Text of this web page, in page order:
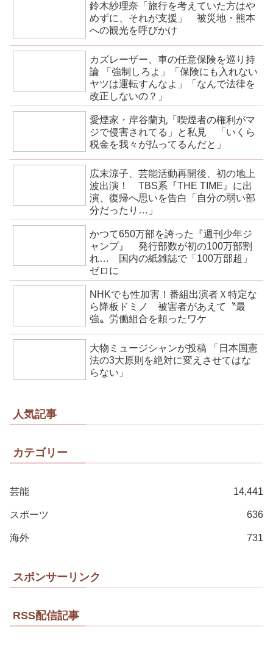
鈴木紗理奈「旅行を考えていた方はや
めずに、それが支援」 被災地・熊本
への観光を呼びかけ
カズレーザー、車の任意保険を巡り持
論 「強制しろよ」「保険にも入れない
ヤツは運転すんなよ」「なんで法律を
改正しないの？」
愛煙家・岸谷蘭丸「喫煙者の権利がマ
ジで侵害されてる」と私見 「いくら
税金を我々が払ってるんだと」
広末涼子、芸能活動再開後、初の地上
波出演！ TBS系『THE TIME』に出
演、復帰へ思いを告白「自分の弱い部
分だったり…」
かつて650万部を誇った『週刊少年ジ
ャンプ』 発行部数が初の100万部割
れ… 国内の紙雑誌で「100万部超」
ゼロに
NHKでも性加害！番組出演者Ｘ特定な
ら降板ドミノ 被害者があえて〝最
強〟労働組合を頼ったワケ
大物ミュージシャンが投稿 「日本国憲
法の3大原則を絶対に変えさせてはな
らない」
人気記事
カテゴリー
芸能 14,441
スポーツ 636
海外 731
スポンサーリンク
RSS配信記事